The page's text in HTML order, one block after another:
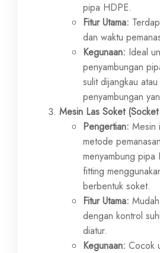
pipa HDPE.
Fitur Utama:
dan waktu
Kegunaan: Ideal
penyambungan
sulit dijangkau
penyambungan
Mesin Las Soket
Pengertian: Mesin
metode
menyambung
fitting
berbentuk soket.
Fitur Utama:
dengan kontrol
diatur.
Kegunaan: Cocok